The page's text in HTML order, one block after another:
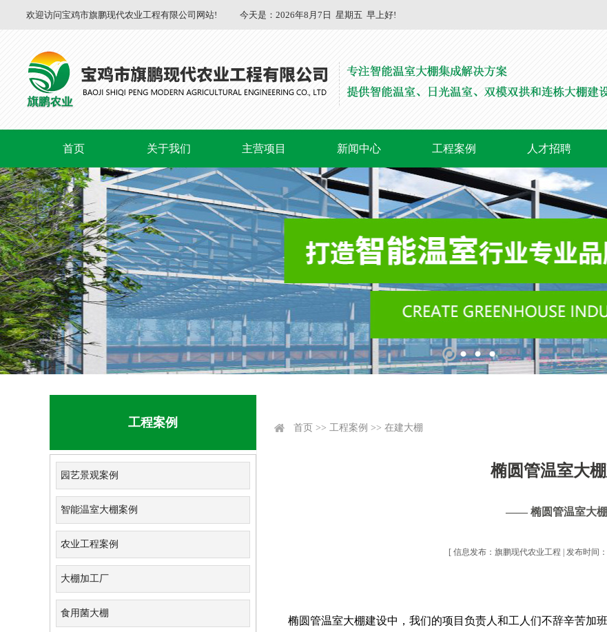
欢迎访问宝鸡市旗鹏现代农业工程有限公司网站! 今天是： 2026年8月7日 星期五 早上好!
首页 关于我们 主营项目 新闻中心 工程案例 人才招聘
工程案例
园艺景观案例
智能温室大棚案例
农业工程案例
大棚加工厂
食用菌大棚
首页 >> 工程案例 >> 在建大棚
椭圆管温室大
—— 椭圆管温室大
[ 信息发布：旗鹏现代农业工程 | 发布时间
椭圆管温室大棚建设中，我们的项目负责人和工人们不辞辛苦加